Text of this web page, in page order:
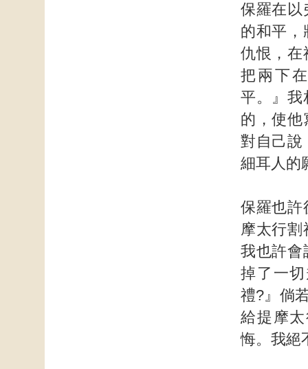
保羅在以
的和平，
仇恨，在
把兩下
平。』我
的，使他
對自己說
細耳人的
保羅也許
摩太行
我也許會
掉了一
禮?』倘
給提摩
悔。我絕